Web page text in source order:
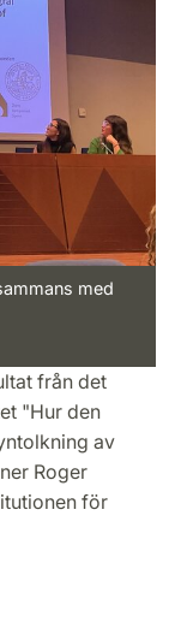
med
från det
"Hur den
av
Roger
för